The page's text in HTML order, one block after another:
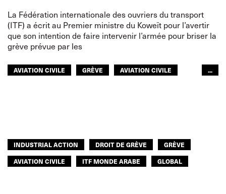
La Fédération internationale des ouvriers du transport
(ITF) a écrit au Premier ministre du Koweït pour l’avertir
que son intention de faire intervenir l’armée pour briser la
grève prévue par les
AVIATION CIVILE GRÈVE
AVIATION CIVILE
...
INDUSTRIAL ACTION DROIT DE GRÈVE
GRÈVE
AVIATION CIVILE
ITF MONDE ARABE GLOBAL